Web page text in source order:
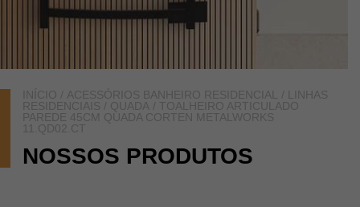
INÍCIO / ACESSÓRIOS BANHEIRO RESIDENCIAL /
LINHAS
RESIDENCIAIS / QUADA / TOALHEIRO ARTICULADO
PAREDE 45CM QUADA CORTEN METALWORKS
11.QD02.CT
NOSSOS PRODUTOS